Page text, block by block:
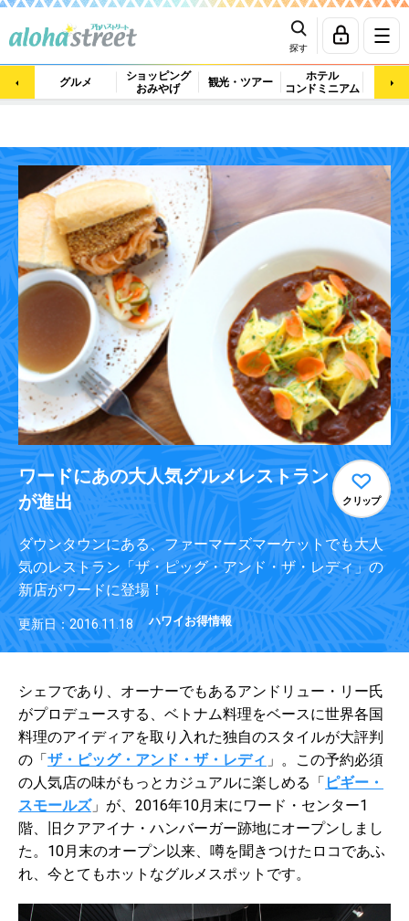
探す
グルメ
ショッピング
おみやげ
観光・ツアー
ホテル
コンドミニアム
マッ
ワードにあの大人気グルメレストラン
が進出
クリップ
ダウンタウンにある、ファーマーズマーケットでも大人
気のレストラン「ザ・ピッグ・アンド・ザ・レディ」の
新店がワードに登場！
更新日：2016.11.18 ハワイお得情報
シェフであり、オーナーでもあるアンドリュー・リー氏
がプロデュースする、ベトナム料理をベースに世界各国
料理のアイディアを取り入れた独自のスタイルが大評判
の「ザ・ピッグ・アンド・ザ・レディ 」。この予約必須
の人気店の味がもっとカジュアルに楽しめる「 ピギー・
スモールズ」が、2016年10月末にワード・センター1
階、旧クアアイナ・ハンバーガー跡地にオープンしまし
た。10月末のオープン以来、噂を聞きつけたロコであふ
れ、今とてもホットなグルメスポットです。